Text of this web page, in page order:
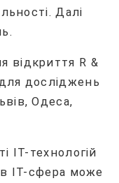
Далі
відкриття R &
досліджень
Одеса,
ІТ-технологій
IT-сфера може